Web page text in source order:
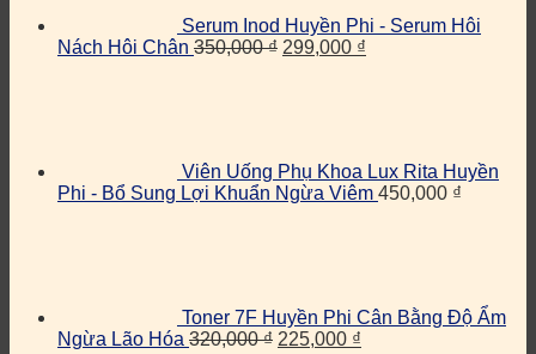
Serum Inod Huyền Phi - Serum Hôi
Nách Hôi Chân 350,000₫ 299,000 ₫
Viên Uống Phụ Khoa Lux Rita Huyền
Phi - Bổ Sung Lợi Khuẩn Ngừa Viêm 450,000 ₫
Toner 7F Huyền Phi Cân Bằng Độ Ẩm
Ngừa Lão Hóa 320,000₫ 225,000 ₫